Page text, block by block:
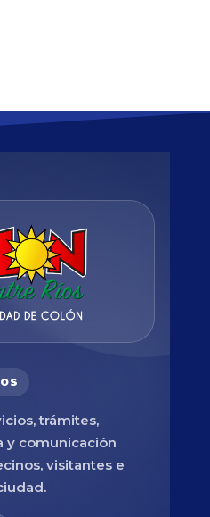
trámites,
y comunicación
visitantes e